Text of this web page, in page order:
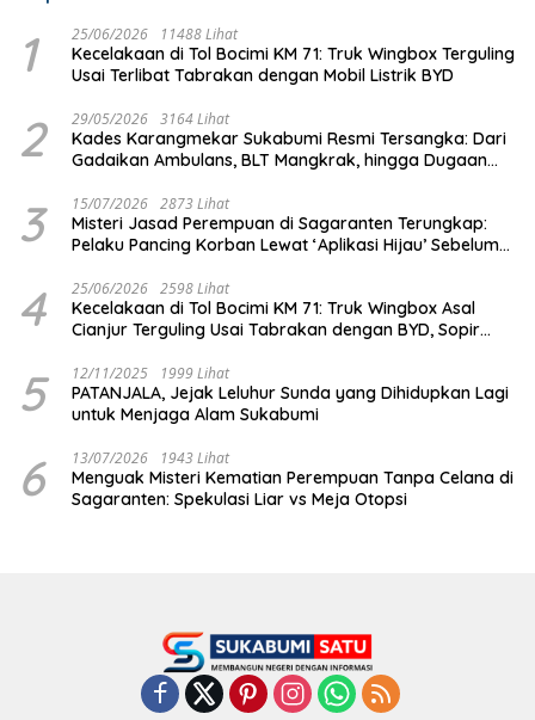
1 25/06/2026 11488 Lihat
Kecelakaan di Tol Bocimi KM 71: Truk Wingbox Terguling
Usai Terlibat Tabrakan dengan Mobil Listrik BYD
2 29/05/2026 3164 Lihat
Kades Karangmekar Sukabumi Resmi Tersangka: Dari
Gadaikan Ambulans, BLT Mangkrak, hingga Dugaan
3 15/07/2026 2873 Lihat
Misteri Jasad Perempuan di Sagaranten Terungkap:
Pelaku Pancing Korban Lewat ‘Aplikasi Hijau’ Sebelum
4 25/06/2026 2598 Lihat
Kecelakaan di Tol Bocimi KM 71: Truk Wingbox Asal
Cianjur Terguling Usai Tabrakan dengan BYD, Sopir
5 12/11/2025 1999 Lihat
PATANJALA, Jejak Leluhur Sunda yang Dihidupkan Lagi
untuk Menjaga Alam Sukabumi
6 13/07/2026 1943 Lihat
Menguak Misteri Kematian Perempuan Tanpa Celana di
Sagaranten: Spekulasi Liar vs Meja Otopsi